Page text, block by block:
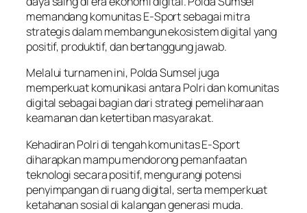
memandang komunitas E-Sport sebagai mitra
strategis dalam membangun ekosistem digital yang
positif, produktif, dan bertanggung jawab.
Melalui turnamen ini, Polda Sumsel juga
memperkuat komunikasi antara Polri dan komunitas
digital sebagai bagian dari strategi pemeliharaan
keamanan dan ketertiban masyarakat.
Kehadiran Polri di tengah komunitas E-Sport
diharapkan mampu mendorong pemanfaatan
teknologi secara positif, mengurangi potensi
penyimpangan di ruang digital, serta memperkuat
ketahanan sosial di kalangan generasi muda.